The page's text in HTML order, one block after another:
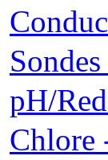
pH/
Chlore